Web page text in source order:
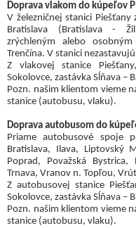
Doprava vlakom do kúpeľov
V železničnej stanici
Bratislava (Bratislava -
zrýchleným alebo
Trenčína. V stanici
Z vlakovej stanice
Sokolovce, zastávka Sĺňava –
Pozn. našim klientom vieme
stanice (autobusu, vlaku).
Doprava autobusom do
Priame autobusové spoje
Bratislava, Ilava, Liptovský
Poprad, Považská Bystrica,
Trnava, Vranov n. Topľou,
Z autobusovej stanice
Sokolovce, zastávka Sĺňava –
Pozn. našim klientom vieme
stanice (autobusu, vlaku).